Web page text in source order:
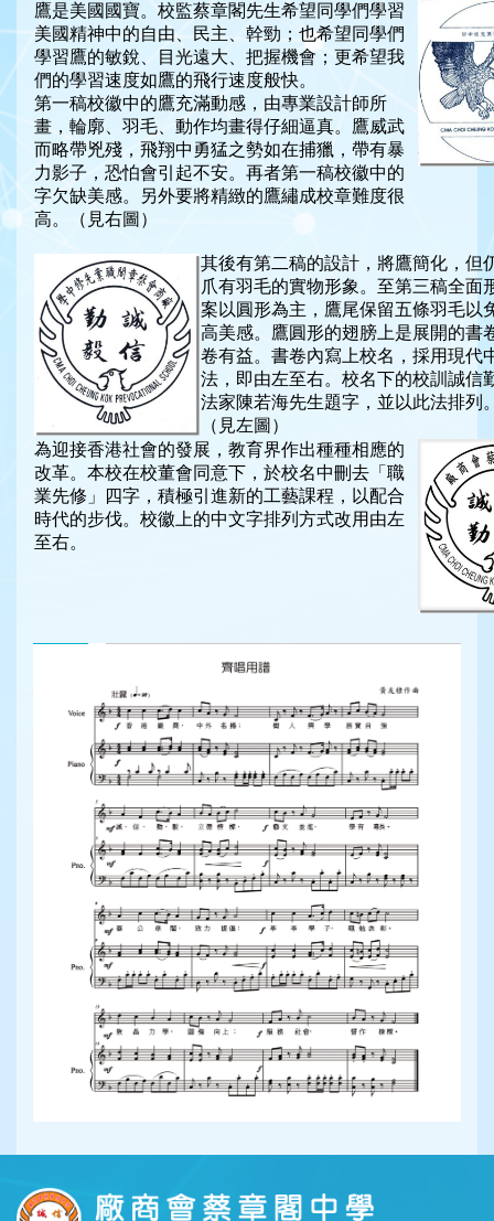
鷹是美國國寶。校監蔡章閣先生希望同學們學習
美國精神中的自由、民主、幹勁；也希望同學們
學習鷹的敏銳、目光遠大、把握機會；更希望我
們的學習速度如鷹的飛行速度般快。
第一稿校徽中的鷹充滿動感，由專業設計師所
畫，輪廓、羽毛、動作均畫得仔細逼真。鷹威武
而略帶兇殘，飛翔中勇猛之勢如在捕獵，帶有暴
力影子，恐怕會引起不安。再者第一稿校徽中的
字欠缺美感。另外要將精緻的鷹繡成校章難度很
高。（見右圖）
其後有第二稿的設計，將鷹簡化，但
爪有羽毛的實物形象。至第三稿全面
案以圓形為主，鷹尾保留五條羽毛以
高美感。鷹圓形的翅膀上是展開的書
卷有益。書卷內寫上校名，採用現代
法，即由左至右。校名下的校訓誠信
法家陳若海先生題字，並以此法排列
（見左圖）
為迎接香港社會的發展，教育界作出種種相應的
改革。本校在校董會同意下，於校名中刪去「職
業先修」四字，積極引進新的工藝課程，以配合
時代的步伐。校徽上的中文字排列方式改用由左
至右。